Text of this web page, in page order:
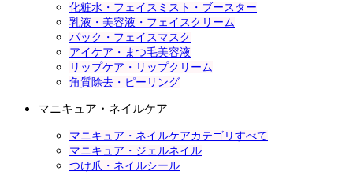
化粧水・フェイスミスト・ブースター
乳液・美容液・フェイスクリーム
パック・フェイスマスク
アイケア・まつ毛美容液
リップケア・リップクリーム
角質除去・ピーリング
マニキュア・ネイルケア
マニキュア・ネイルケアカテゴリすべて
マニキュア・ジェルネイル
つけ爪・ネイルシール